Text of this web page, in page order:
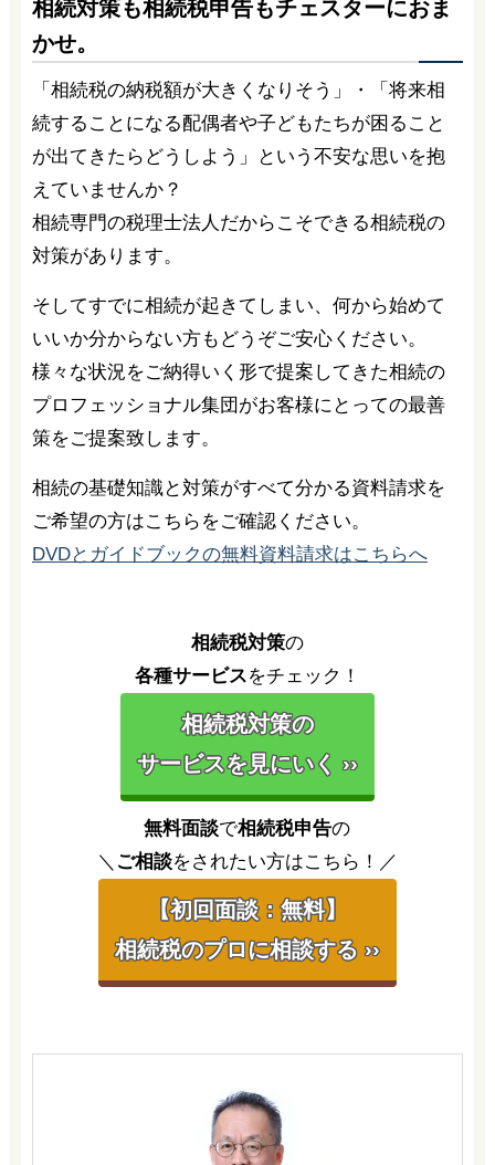
かせ。
「相続税の納税額が大きくなりそう」・「将来相
続することになる配偶者や子どもたちが困ること
が出てきたらどうしよう」という不安な思いを抱
えていませんか？
相続専門の税理士法人だからこそできる相続税の
対策があります。
そしてすでに相続が起きてしまい、何から始めて
いいか分からない方もどうぞご安心ください。
様々な状況をご納得いく形で提案してきた相続の
プロフェッショナル集団がお客様にとっての最善
策をご提案致します。
相続の基礎知識と対策がすべて分かる資料請求を
ご希望の方はこちらをご確認ください。
DVDとガイドブックの無料資料請求はこちらへ
相続税対策の
各種サービス をチェック！
相続税対策の
サービスを見にいく ››
無料面談 で 相続税申告
＼
ご相談 をされたい方はこちら！／
【初回面談：無料】
相続税のプロに相談する ››